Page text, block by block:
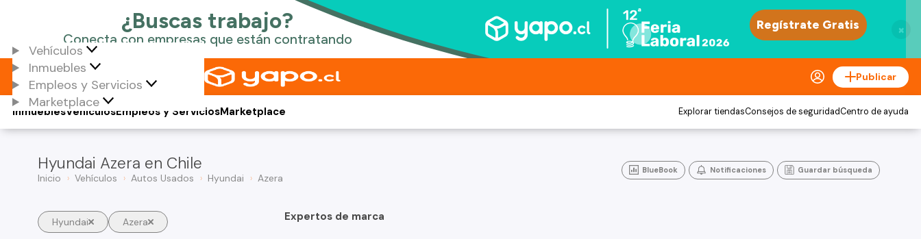
×
Vehículos
Inmuebles
Empleos y Servicios
Marketplace
Publicar
Vehículos
Inmuebles Empleos y ServiciosMarketplace Explorar tiendasConsejos de seguridadCentro de ayuda
Hyundai Azera en Chile
Inicio Vehículos Autos Usados Hyundai Azera
BlueBook Notificaciones Guardar búsqueda
Hyundai Azera Expertos de marca